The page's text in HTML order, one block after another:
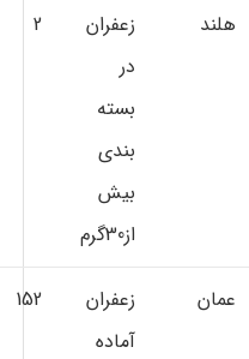
هلند
زعفران
در
بسته
بندي
بيش
از30گرم
2
عمان
زعفران
آماده
152